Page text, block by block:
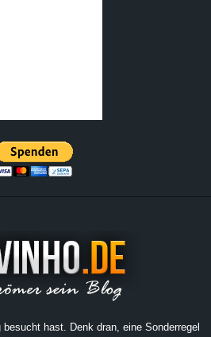
hast. Denk dran, eine Sonderregel